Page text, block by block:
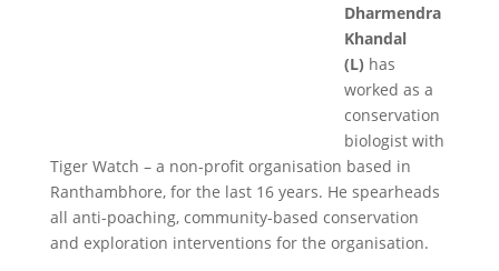
Dharmendra
Khandal
(L) has
worked as a
conservation
biologist with
Tiger Watch – a non-profit organisation based in
Ranthambhore, for the last 16 years. He spearheads
all anti-poaching, community-based conservation
and exploration interventions for the organisation.